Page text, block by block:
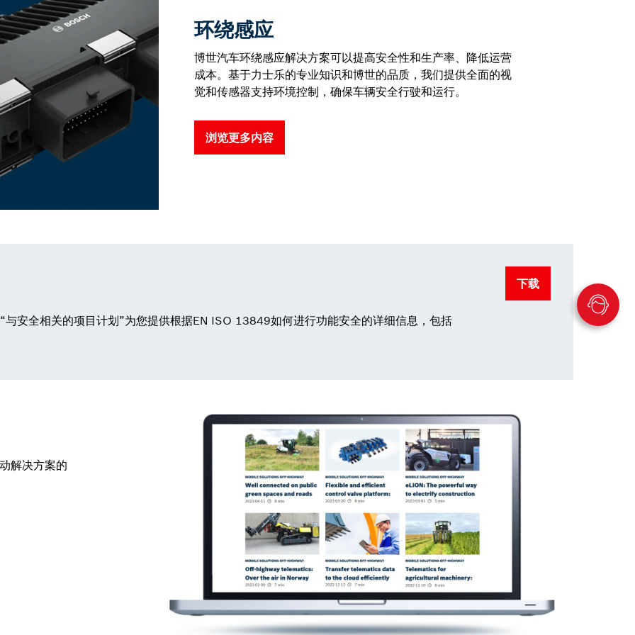
环绕感应
博世汽车环绕感应解决方案可以提高安全性和生产率、降低运营
成本。基于力士乐的专业知识和博世的品质，我们提供全面的视
觉和传感器支持环境控制，确保车辆安全行驶和运行。
浏览更多内容
安全相关的项目计划”为您提供根据EN ISO 13849如何进行功能安全的详细信息，包括
下载
解决方案的